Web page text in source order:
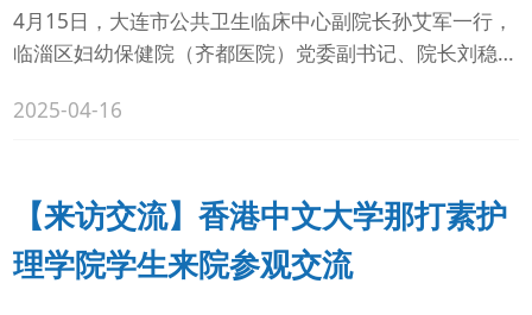
4月15日，大连市公共卫生临床中心副院长孙艾军一行，
临淄区妇幼保健院（齐都医院）党委副书记、院长刘稳，
大学第二医院南部院区（济南善德养老院），就医院参与
2025-04-16
【来访交流】香港中文大学那打素护
理学院学生来院参观交流